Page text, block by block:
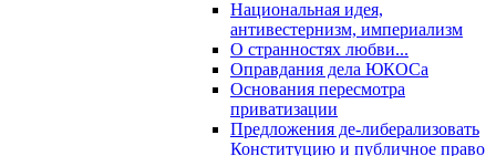
Национальная идея,
антивестернизм, империализм
О странностях любви...
Оправдания дела ЮКОСа
Основания пересмотра
приватизации
Предложения де-либерализовать
Конституцию и публичное право